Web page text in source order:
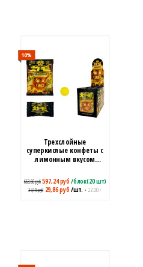
10%
Трехслойные
суперкислые конфеты с
лимонным вкусом
663,60руб 597,24руб /блок(20 шт)
33,18руб 29,86руб /шт. • 22.00 г